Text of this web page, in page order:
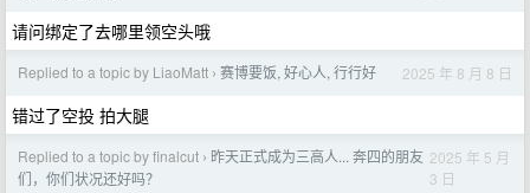
请问绑定了去哪里领空头哦
Replied to a topic by LiaoMatt › 赛博要饭, 好心人, 行行好 2025 年 8 月 8 日
错过了空投 拍大腿
Replied to a topic by finalcut › 昨天正式成为三高人... 奔四的朋友
们，你们状况还好吗？
2025 年 5 月
3 日